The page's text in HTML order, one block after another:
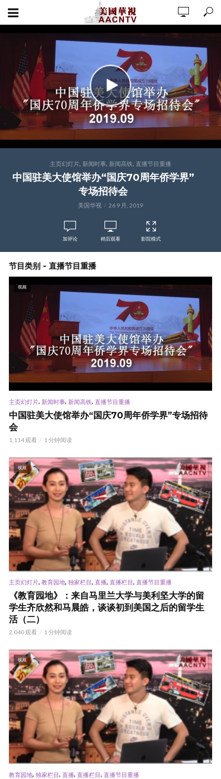
主页幻灯片, 新闻时事, 新闻高铁, 直播节目重播
中国驻美大使馆举办“国庆70周年侨学界”
专场招待会
美国华视 26 9 月, 2019
加评论 稍后观看 影院模式
节目类别 - 直播节目重播
视频
主页幻灯片, 新闻时事, 新闻高铁, 直播节目重播
中国驻美大使馆举办“国庆70周年侨学界”专场招待
会
1,114 观看 1 分钟阅读
视频
主页幻灯片, 教育园地, 独家栏目, 直播, 直播栏目, 直播节目重播
《教育园地》：来自马里兰大学与美利坚大学的留
学生齐欣然和马晨皓，谈谈初到美国之后的留学生
活（二）
2,040 观看 1 分钟阅读
视频
教育园地, 独家栏目, 直播, 直播栏目, 直播节目重播